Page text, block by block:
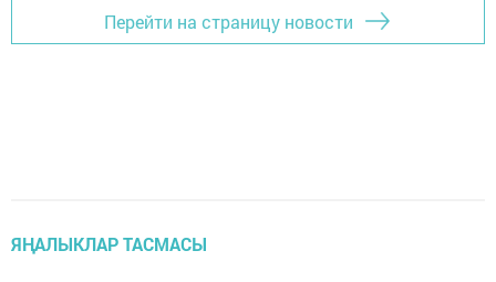
Перейти на страницу новости
ЯҢАЛЫКЛАР ТАСМАСЫ